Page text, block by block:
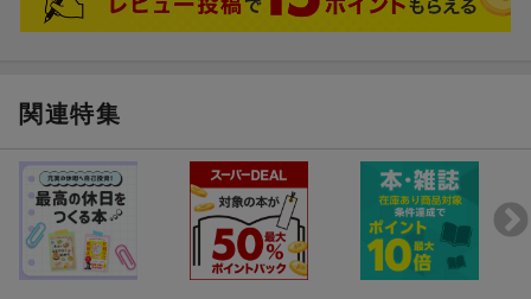
関連特集